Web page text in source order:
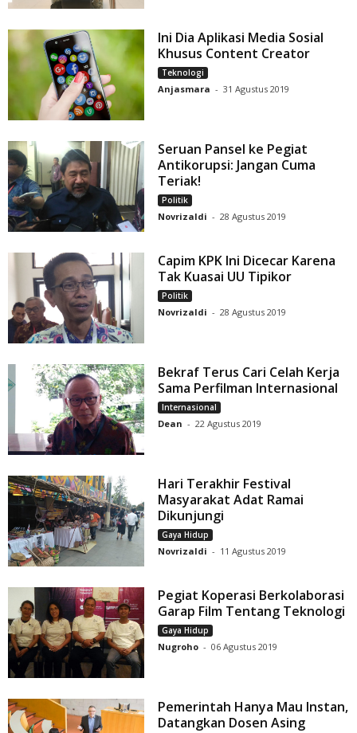
Ini Dia Aplikasi Media Sosial
Khusus Content Creator
Teknologi
Anjasmara - 31 Agustus 2019
Seruan Pansel ke Pegiat
Antikorupsi: Jangan Cuma
Teriak!
Politik
Novrizaldi - 28 Agustus 2019
Capim KPK Ini Dicecar Karena
Tak Kuasai UU Tipikor
Politik
Novrizaldi - 28 Agustus 2019
Bekraf Terus Cari Celah Kerja
Sama Perfilman Internasional
Internasional
Dean - 22 Agustus 2019
Hari Terakhir Festival
Masyarakat Adat Ramai
Dikunjungi
Gaya Hidup
Novrizaldi - 11 Agustus 2019
Pegiat Koperasi Berkolaborasi
Garap Film Tentang Teknologi
Gaya Hidup
Nugroho - 06 Agustus 2019
Pemerintah Hanya Mau Instan,
Datangkan Dosen Asing